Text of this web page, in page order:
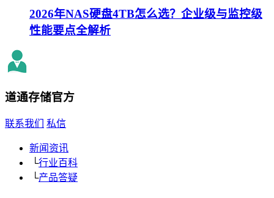
2026年NAS硬盘4TB怎么选？企业级与监控级
性能要点全解析
道通存储官方
联系我们 私信
新闻资讯
└行业百科
└产品答疑